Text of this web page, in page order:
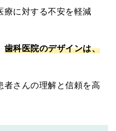
療に対する不安を軽減
歯科医院のデザインは、
さんの理解と信頼を高